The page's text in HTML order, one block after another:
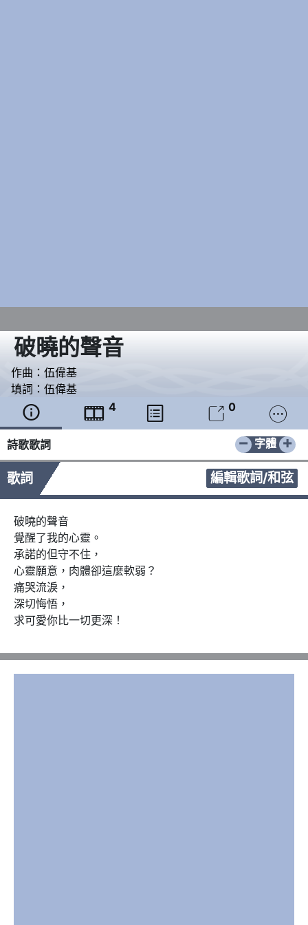
破曉的聲音
作曲： 伍偉基
填詞： 伍偉基
  4   0 
詩歌歌詞 − +
字體
歌詞 編輯歌詞/和弦
破曉的聲音
覺醒了我的心靈。
承諾的但守不住，
心靈願意，肉體卻這麼軟弱？
痛哭流淚，
深切悔悟，
求可愛你比一切更深！‭‭